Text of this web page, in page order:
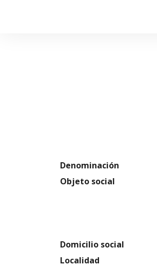
Denominación
Objeto social
Domicilio social
Localidad